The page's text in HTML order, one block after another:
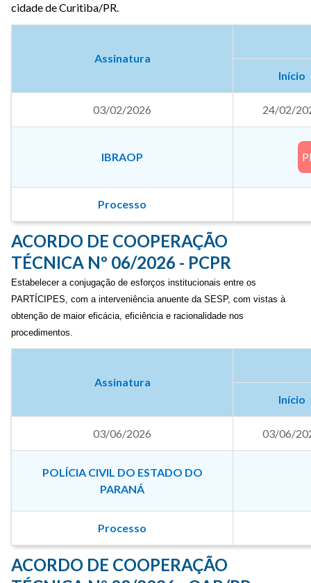
cidade de Curitiba/PR.
Assinatura
Início
03/02/2026 24/02/
IBRAOP
Processo
ACORDO DE COOPERAÇÃO
TÉCNICA Nº 06/2026 - PCPR
Estabelecer a conjugação de esforços institucionais entre os
PARTÍCIPES, com a interveniência anuente da SESP, com vistas à
obtenção de maior eficácia, eficiência e racionalidade nos
procedimentos.
Assinatura
Início
03/06/2026 03/06/
POLÍCIA CIVIL DO ESTADO DO
PARANÁ
Processo
ACORDO DE COOPERAÇÃO